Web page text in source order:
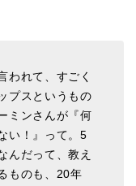
われて、すごく
プスというもの
ミンさんが『何
い！』って。5
んだって、教え
ものも、20年